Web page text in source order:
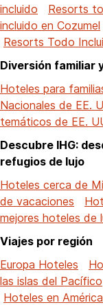
incluido
Resorts
incluido en Cozumel
Resorts Todo
Diversión familiar
Hoteles para
Nacionales de EE.
temáticos de EE.
Descubre IHG:
refugios de lujo
Hoteles cerca de Mí
de vacaciones
mejores hoteles de
Viajes por región
Europa Hoteles
las islas del Pacífico
Hoteles en